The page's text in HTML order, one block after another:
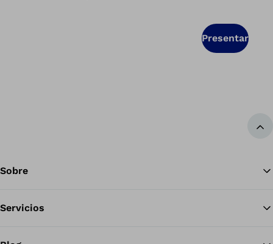
Presentar
Sobre
Servicios